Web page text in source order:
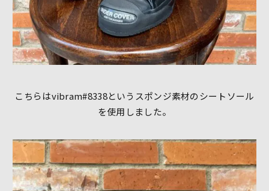
こちらはvibram#8338というスポンジ素材のシートソール
を使用しました。